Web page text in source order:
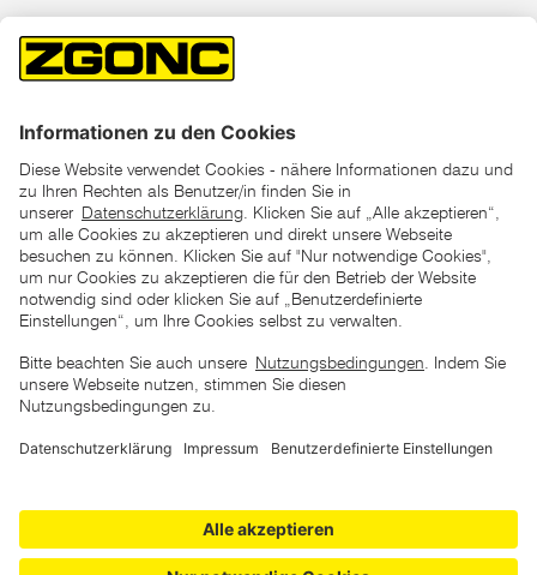
*der "statt"-Preis ist der niedrigste von uns in den letzten 30
Tagen vor Beginn dieser Aktion verlangte Preis
unter den UVP Preisen auf dieser Website sind die
zu verstehen
Copyright © 2026 ZGONC. Alle Rechte vorbehalten.